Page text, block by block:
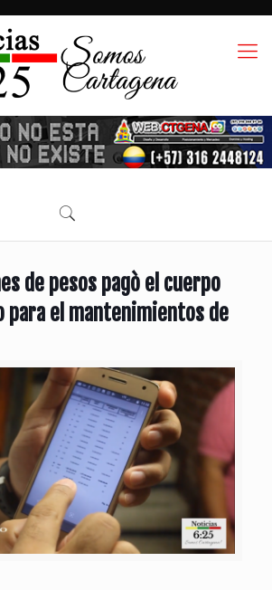
de pesos pagò el cuerpo
para el mantenimientos de